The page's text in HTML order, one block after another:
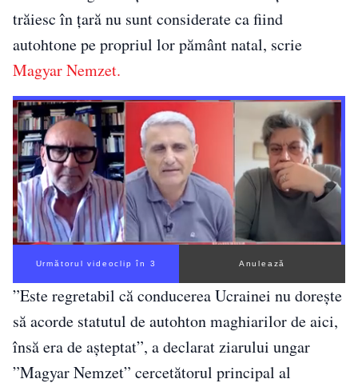
trăiesc în țară nu sunt considerate ca fiind
autohtone pe propriul lor pământ natal, scrie
Magyar Nemzet.
Următorul videoclip în 2 Anulează
”Este regretabil că conducerea Ucrainei nu dorește
să acorde statutul de autohton maghiarilor de aici,
însă era de așteptat”, a declarat ziarului ungar
”Magyar Nemzet” cercetătorul principal al